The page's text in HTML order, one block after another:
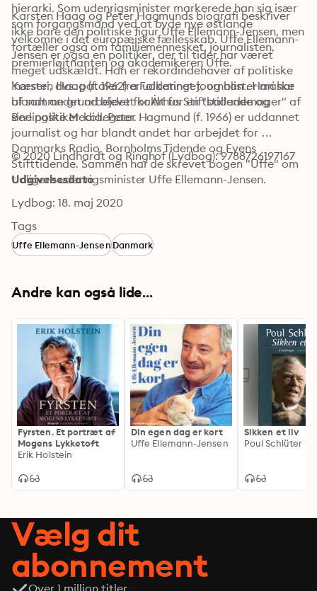
hierarki. Som udenrigsminister markerede han sig især
som forgangsmand ved at byde nye østlande
velkomne i det europæiske fællesskab. Uffe Ellemann-
Jensen er også en politiker, der til tider har været
meget udskældt. Han er rekordindehaver af politiske
’næser’, dvs. påtaler fra Folketinget, og han er måske
af samme grund blevet kaldt for en "ballademager" af
sine politiker-kollegaer.
Karsten Haag og Peter Hagmunds biografi beskriver
ikke bare den politiske figur Uffe Ellemann-Jensen, men
fortæller også om familiemennesket, journalisten,
premierløjtnanten og akademikeren Uffe.
Karsten Haag (f. 1962) er uddannet journalist. Han har
blandt andet arbejdet for Århus Stiftstidende og
Berlingske Media. Peter Hagmund (f. 1966) er uddannet
journalist og har blandt andet har arbejdet for
Danmarks Radio, Bornholms Tidende og Fyens
Stifttidende. Sammen har de skrevet bogen "Uffe" om
tidligere udenrigsminister Uffe Ellemann-Jensen.
© 2020 Lindhardt og Ringhof (Lydbog): 9788726197167
Udgivelsesdato
Lydbog: 18. maj 2020
Tags
Uffe Ellemann-JensenDanmark
Andre kan også lide...
Fyrsten. Et portræt af
Mogens Lykketoft
Erik Holstein
Din egen dag er kort
Uffe Ellemann-Jensen
Sikken et liv
Poul Schlüter
Vælg dit
abonnement
Over 1 million titler